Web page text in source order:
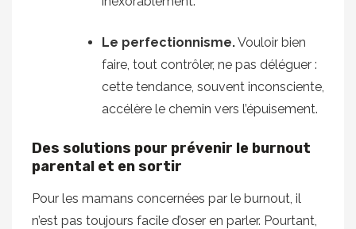
Le perfectionnisme.Vouloir bien
faire, tout contrôler, ne pas déléguer :
cette tendance, souvent inconsciente,
accélère le chemin vers l’épuisement.
Des solutions pour prévenir le burnout
parental et en sortir
Pour les mamans concernées par le burnout, il
n’est pas toujours facile d’oser en parler. Pourtant,